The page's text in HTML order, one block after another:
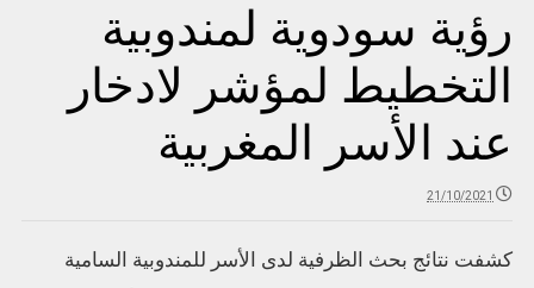
رؤية سودوية لمندوبية
التخطيط لمؤشر لادخار
عند الأسر المغربية
21/10/2021
كشفت نتائج بحث الظرفية لدى الأسر للمندوبية السامية